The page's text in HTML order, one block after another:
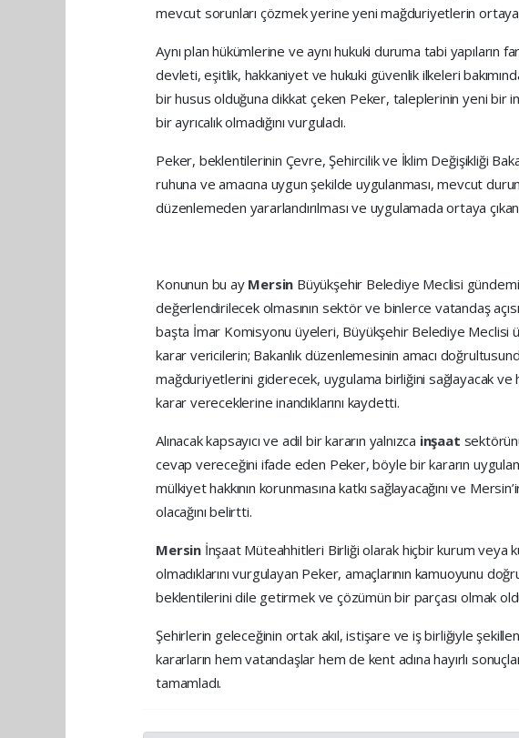
mevcut sorunları çözmek yerine yeni mağduriyetlerin
Aynı plan hükümlerine ve aynı hukuki duruma tabi yapıların
devleti, eşitlik, hakkaniyet ve hukuki güvenlik ilkeleri
bir husus olduğuna dikkat çeken Peker, taleplerinin yeni bir
bir ayrıcalık olmadığını vurguladı.
Peker, beklentilerinin Çevre, Şehircilik ve İklim Değişikliği
ruhuna ve amacına uygun şekilde uygulanması, mevcut
düzenlemeden yararlandırılması ve uygulamada ortaya
Konunun bu ay Mersin Büyükşehir Belediye Meclisi
değerlendirilecek olmasının sektör ve binlerce vatandaş
başta İmar Komisyonu üyeleri, Büyükşehir Belediye Meclisi
karar vericilerin; Bakanlık düzenlemesinin amacı
mağduriyetlerini giderecek, uygulama birliğini sağlayacak
karar vereceklerine inandıklarını kaydetti.
Alınacak kapsayıcı ve adil bir kararın yalnızca inşaat
cevap vereceğini ifade eden Peker, böyle bir kararın
mülkiyet hakkının korunmasına katkı sağlayacağını ve
olacağını belirtti.
Mersin İnşaat Müteahhitleri Birliği olarak hiçbir kurum veya
olmadıklarını vurgulayan Peker, amaçlarının kamuoyunu
beklentilerini dile getirmek ve çözümün bir parçası olmak
Şehirlerin geleceğinin ortak akıl, istişare ve iş birliğiyle
kararların hem vatandaşlar hem de kent adına hayırlı
tamamladı.